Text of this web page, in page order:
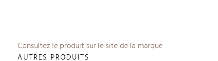
Consultez le produit sur le site de la marque
AUTRES PRODUITS